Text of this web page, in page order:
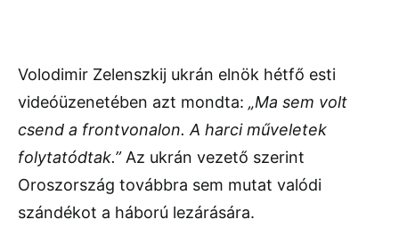
Volodimir Zelenszkij ukrán elnök hétfő esti
videóüzenetében azt mondta: „Ma sem volt
csend a frontvonalon. A harci műveletek
folytatódtak.”Az ukrán vezető szerint
Oroszország továbbra sem mutat valódi
szándékot a háború lezárására.